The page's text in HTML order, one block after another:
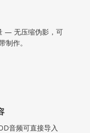
— 无压缩伪影，可
制作。
音频可直接导入